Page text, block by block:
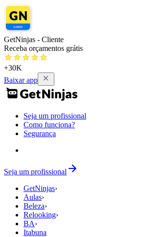
GetNinjas - Cliente
Receba orçamentos grátis
+30K
Baixar app
Seja um profissional
Como funciona?
Segurança
Seja um profissional
GetNinjas›
Aulas›
Beleza›
Relooking›
BA›
Itabuna